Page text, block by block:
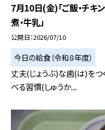
7月10日(金)「ご飯・チキ
煮・牛乳」
公開日 2026/07/10
今日の給食（令和８年度）
丈夫(じょうぶ)な歯(は)をつ
べる習慣(しゅうか...